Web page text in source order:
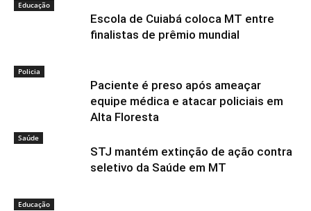
Educação
Escola de Cuiabá coloca MT entre
finalistas de prêmio mundial
Policia
Paciente é preso após ameaçar
equipe médica e atacar policiais em
Alta Floresta
Saúde
STJ mantém extinção de ação contra
seletivo da Saúde em MT
Educação